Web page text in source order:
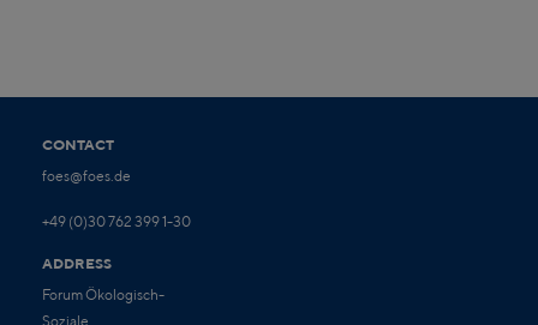
CONTACT
foes@foes.de
+49 (0)30 762 399 1-30
ADDRESS
Forum Ökologisch-
Soziale